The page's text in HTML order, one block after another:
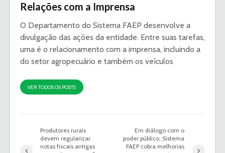
Relações com a Imprensa
O Departamento do Sistema FAEP desenvolve a
divulgação das ações da entidade. Entre suas tarefas,
uma é o relacionamento com a imprensa, incluindo a
do setor agropecuário e também os veículos
VER TODOS OS POSTS
Produtores rurais
devem regularizar
notas fiscais antigas
Em diálogo com o
poder público, Sistema
FAEP cobra melhorias